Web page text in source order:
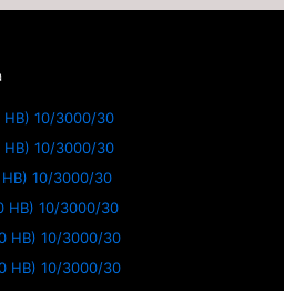
HB) 10/3000/30
HB) 10/3000/30
10/3000/30
HB) 10/3000/30
HB) 10/3000/30
HB) 10/3000/30